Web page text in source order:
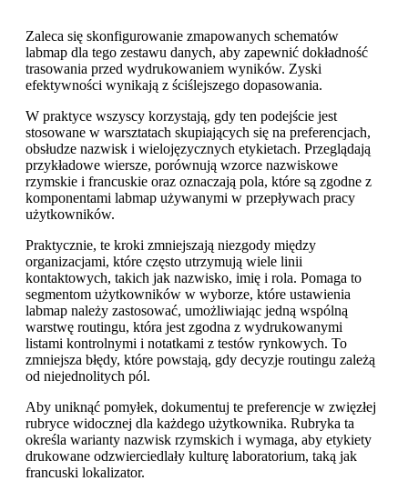
Zaleca się skonfigurowanie zmapowanych schematów
labmap dla tego zestawu danych, aby zapewnić dokładność
trasowania przed wydrukowaniem wyników. Zyski
efektywności wynikają z ściślejszego dopasowania.
W praktyce wszyscy korzystają, gdy ten podejście jest
stosowane w warsztatach skupiających się na preferencjach,
obsłudze nazwisk i wielojęzycznych etykietach. Przeglądają
przykładowe wiersze, porównują wzorce nazwiskowe
rzymskie i francuskie oraz oznaczają pola, które są zgodne z
komponentami labmap używanymi w przepływach pracy
użytkowników.
Praktycznie, te kroki zmniejszają niezgody między
organizacjami, które często utrzymują wiele linii
kontaktowych, takich jak nazwisko, imię i rola. Pomaga to
segmentom użytkowników w wyborze, które ustawienia
labmap należy zastosować, umożliwiając jedną wspólną
warstwę routingu, która jest zgodna z wydrukowanymi
listami kontrolnymi i notatkami z testów rynkowych. To
zmniejsza błędy, które powstają, gdy decyzje routingu zależą
od niejednolitych pól.
Aby uniknąć pomyłek, dokumentuj te preferencje w zwięzłej
rubryce widocznej dla każdego użytkownika. Rubryka ta
określa warianty nazwisk rzymskich i wymaga, aby etykiety
drukowane odzwierciedlały kulturę laboratorium, taką jak
francuski lokalizator.